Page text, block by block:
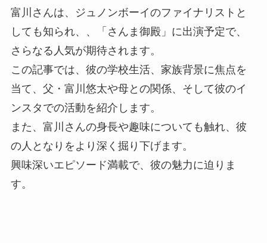
富川さんは、ジュノンボーイのファイナリストと
しても知られ、、「さんま御殿」に出演予定で、
さらなる人気が期待されます。
この記事では、彼の学校生活、家族背景に焦点を
当て、父・富川悠太や母との関係、そして彼のイ
ンスタでの活動を紹介します。
また、富川さんの身長や趣味についても触れ、彼
の人となりをより深く掘り下げます。
興味深いエピソード満載で、彼の魅力に迫りま
す。